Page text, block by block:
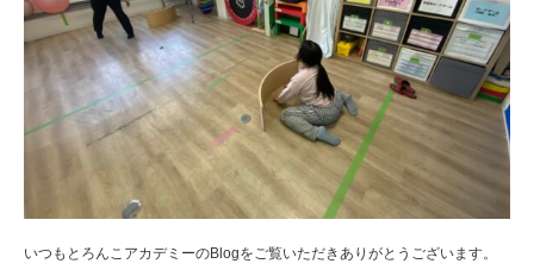
いつもとろんこアカデミーのBlogをご覧いただきありがとうございます。